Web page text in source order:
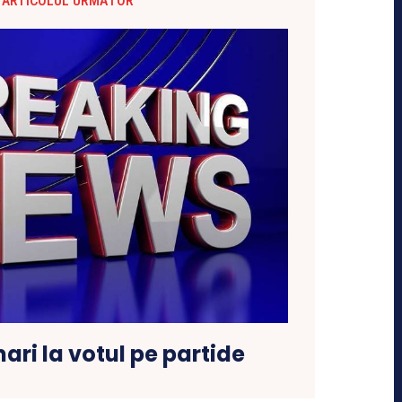
la votul pe partide